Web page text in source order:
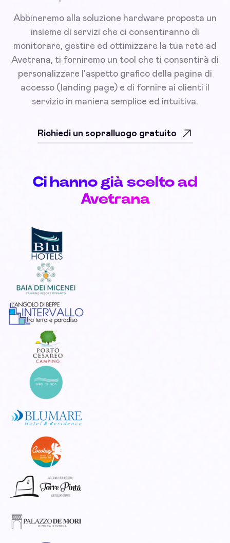
Abbineremo alla soluzione hardware proposta un
insieme di servizi che ci consentiranno di
monitorare, gestire ed ottimizzare la tua rete ad
Avetrana, ti forniremo un tool che ti consentirà di
personalizzare l'aspetto grafico della pagina di
accesso (landing page) e di fornire ai clienti il
servizio in maniera semplice ed intuitiva.
Richiedi un sopralluogo gratuito
Ci hanno già scelto ad
Avetrana